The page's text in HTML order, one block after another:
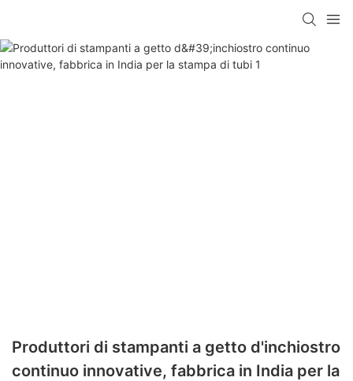
Produttori di stampanti a getto d'inchiostro
continuo innovative, fabbrica in India per la